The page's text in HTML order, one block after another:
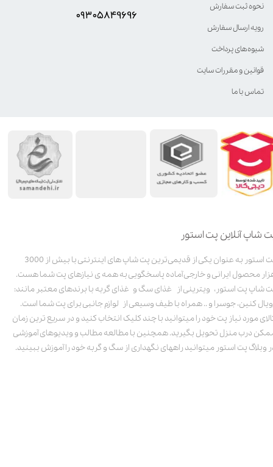
شاپ آنلاین پت استور
پت استور به عنوان یکی از قدیمی‌ترین پت شاپ های اینترنتی با بیش از 3000
محصول ایرانی و خارجی آماده پاسخگویی به همه ی نیازهای پت شما هست.
شاپ پت استور، ویترینی از غذای سگ و غذای گربه با برندهای معتبر مانند:
کنین، جوسرا و .. همراه با طیف وسیعی از لوازم جانبی برای پت شما است.
مورد نیاز پت خود را میتوانید با چند کلیک انتخاب کنید و در سریع ترین زمان
درب منزل تحویل بگیرید. همچنین با مطالعه مطالب و ویدیوهای آموزشی
وبلاگ پت استور میتوانید راههای نگهداری از سگ و گربه خود را آموزش ببینید.
نحوه ثبت سفارش
رویه ارسال سفارش
شیوه‌های پرداخت
قوانین و مقررات سایت
تماس با ما
۰۹۳۰۵8۴9696